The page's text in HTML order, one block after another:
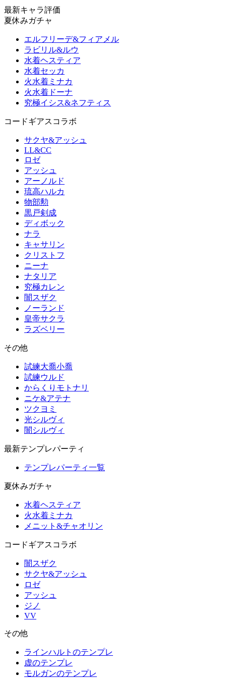
最新キャラ評価
夏休みガチャ
エルフリーデ&フィアメル
ラビリル&ルウ
水着ヘスティア
水着セッカ
火水着ミナカ
火水着ドーナ
究極イシス&ネフティス
コードギアスコラボ
サクヤ&アッシュ
LL&CC
ロゼ
アッシュ
アーノルド
琉高ハルカ
物部勲
黒戸剣成
ディボック
ナラ
キャサリン
クリストフ
ニーナ
ナタリア
究極カレン
闇スザク
ノーランド
皇帝サクラ
ラズベリー
その他
試練大喬小喬
試練ウルド
からくりモトナリ
ニケ&アテナ
ツクヨミ
光シルヴィ
闇シルヴィ
最新テンプレパーティ
テンプレパーティ一覧
夏休みガチャ
水着ヘスティア
火水着ミナカ
メニット&チャオリン
コードギアスコラボ
闇スザク
サクヤ&アッシュ
ロゼ
アッシュ
ジノ
VV
その他
ラインハルトのテンプレ
虚のテンプレ
モルガンのテンプレ